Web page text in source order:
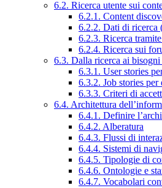
6.2. Ricerca utente sui
6.2.1. Content
6.2.2. Dati di ricerca
6.2.3. Ricerca
6.2.4. Ricerca sui
6.3. Dalla ricerca ai
6.3.1. User stories
6.3.2. Job stories
6.3.3. Criteri di
6.4. Architettura
6.4.1. Definire
6.4.2. Alberatura
6.4.3. Flussi di
6.4.4. Sistemi di
6.4.5. Tipologie di
6.4.6. Ontologie e
6.4.7. Vocabolari